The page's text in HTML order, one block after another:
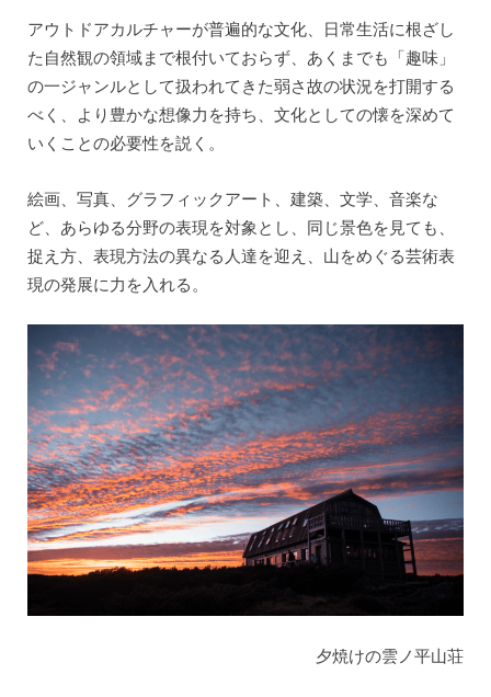
アウトドアカルチャーが普遍的な文化、日常生活に根ざし
た自然観の領域まで根付いておらず、あくまでも「趣味」
の一ジャンルとして扱われてきた弱さ故の状況を打開する
べく、より豊かな想像力を持ち、文化としての懐を深めて
いくことの必要性を説く。
絵画、写真、グラフィックアート、建築、文学、音楽な
ど、あらゆる分野の表現を対象とし、同じ景色を見ても、
捉え方、表現方法の異なる人達を迎え、山をめぐる芸術表
現の発展に力を入れる。
夕焼けの雲ノ平山荘